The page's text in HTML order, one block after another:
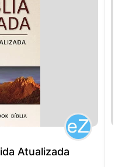
Atualizada